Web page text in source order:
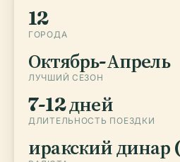
12
ГОРОДА
Октябрь-Апрель
ЛУЧШИЙ СЕЗОН
7-12 дней
ДЛИТЕЛЬНОСТЬ ПОЕЗДКИ
иракский динар